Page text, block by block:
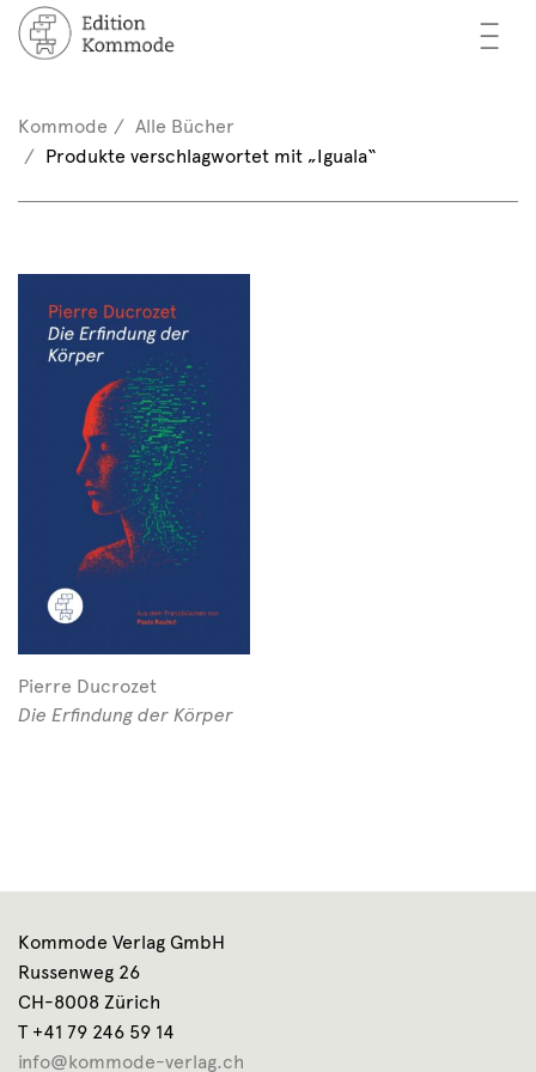
—
—
—
/ Registrieren
(0)
Kommode
Alle Bücher
Produkte verschlagwortet mit „Iguala“
Pierre Ducrozet
Die Erfindung der Körper
Kommode Verlag GmbH
Russenweg 26
CH-8008 Zürich
T +41 79 246 59 14
info@kommode-verlag.ch